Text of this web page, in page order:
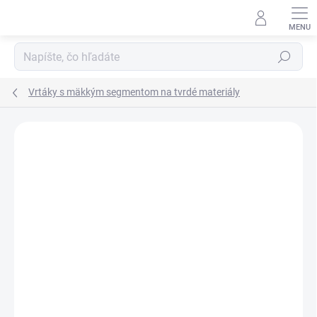
Hľadať
Vrtáky s mäkkým segmentom na tvrdé materiály